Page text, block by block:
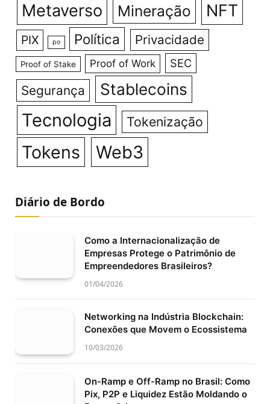
Metaverso
Mineração NFT
PIX po Política Privacidade
Proof of Stake Proof of Work SEC
Segurança Stablecoins
Tecnologia Tokenização
Tokens Web3
Diário de Bordo
Como a Internacionalização de
Empresas Protege o Patrimônio de
Empreendedores Brasileiros?
01/04/2026
Networking na Indústria Blockchain:
Conexões que Movem o Ecossistema
10/03/2026
On-Ramp e Off-Ramp no Brasil: Como
Pix, P2P e Liquidez Estão Moldando o